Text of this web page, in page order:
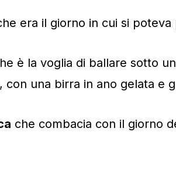
era il giorno in cui si
è la voglia di ballare sotto
con una birra in ano gelata e
che combacia con il giorno